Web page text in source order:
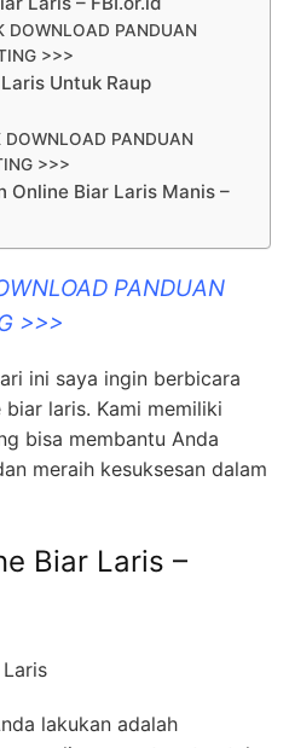
DOWNLOAD PANDUAN
>>>
Untuk Raup
PANDUAN
>>>
Online Biar Laris Manis –
PANDUAN
>>>
ini saya ingin berbicara
laris. Kami memiliki
bisa membantu Anda
meraih kesuksesan dalam
Biar Laris –
lakukan adalah